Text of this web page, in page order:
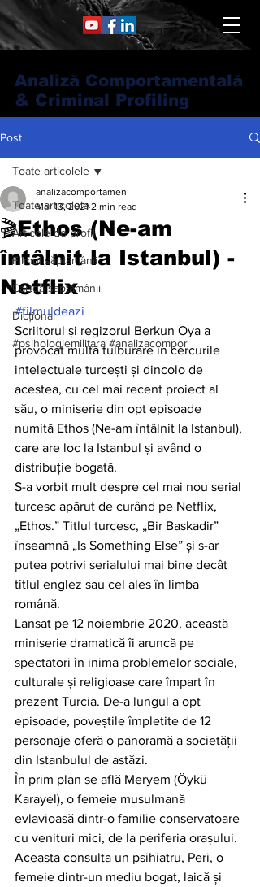
Analiză Comportamentală
& Criminal Profiling
Post
Toate articolele
Articole de profil
Filmul săptămânii
Cartea săptămânii
Dicționar
#psihologiemilitara #analizacompor
Toate articolele
🎬Ethos (Ne-am
întâlnit la Istanbul) -
Netflix
analizacomportamen
Mar 13, 2021 2 min read
#filmuldeazi
Scriitorul și regizorul Berkun Oya a
provocat multă tulburare în cercurile
intelectuale turcești și dincolo de
acestea, cu cel mai recent proiect al
său, o miniserie din opt episoade
numită Ethos (Ne-am întâlnit la Istanbul),
care are loc la Istanbul și având o
distribuție bogată.
S-a vorbit mult despre cel mai nou serial
turcesc apărut de curând pe Netflix,
„Ethos.” Titlul turcesc, „Bir Baskadir”
înseamnă „Is Something Else” și s-ar
putea potrivi serialului mai bine decât
titlul englez sau cel ales în limba
română.
Lansat pe 12 noiembrie 2020, această
miniserie dramatică îi aruncă pe
spectatori în inima problemelor sociale,
culturale și religioase care împart în
prezent Turcia. De-a lungul a opt
episoade, poveștile împletite de 12
personaje oferă o panoramă a societății
din Istanbulul de astăzi.
În prim plan se află Meryem (Öykü
Karayel), o femeie musulmană
evlavioasă dintr-o familie conservatoare
cu venituri mici, de la periferia orașului.
Aceasta consulta un psihiatru, Peri, o
femeie dintr-un mediu bogat, laică și